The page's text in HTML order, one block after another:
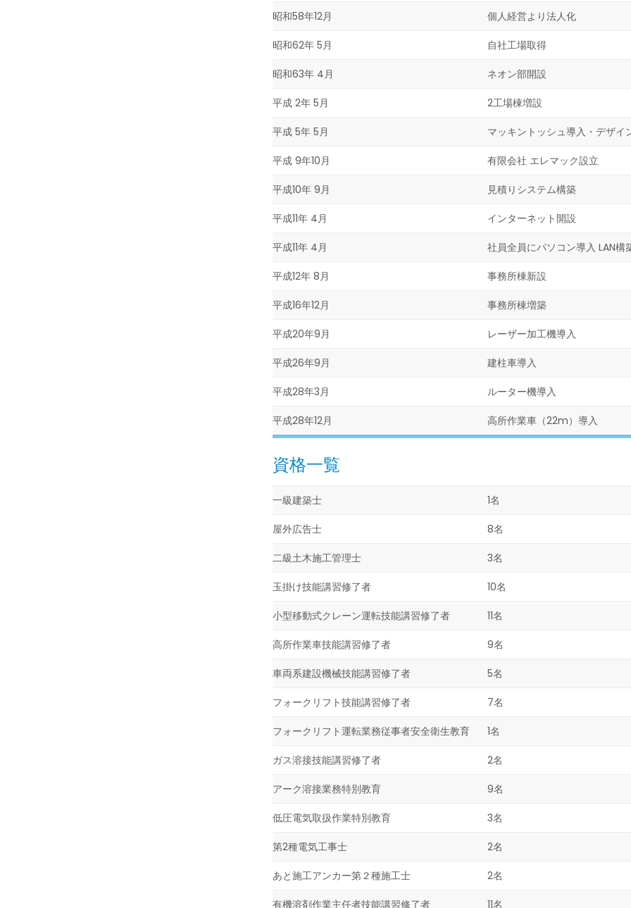
昭和58年12月 個人経営より法人化
昭和62年 5月 自社工場取得
昭和63年 4月 ネオン部開設
平成 2年 5月 2工場棟増設
平成 5年 5月 マッキントッシュ導入・デザイ
平成 9年10月 有限会社 エレマック設立
平成10年 9月 見積りシステム構築
平成11年 4月 インターネット開設
平成11年 4月 社員全員にパソコン導入 LAN構
平成12年 8月 事務所棟新設
平成16年12月 事務所棟増築
平成20年9月 レーザー加工機導入
平成26年9月 建柱車導入
平成28年3月 ルーター機導入
平成28年12月 高所作業車（22m）導入
資格一覧
一級建築士 1名
屋外広告士 8名
二級土木施工管理士 3名
玉掛け技能講習修了者 10名
小型移動式クレーン運転技能講習修了者 11名
高所作業車技能講習修了者 9名
車両系建設機械技能講習修了者 5名
フォークリフト技能講習修了者 7名
フォークリフト運転業務従事者安全衛生教育 1名
ガス溶接技能講習修了者 2名
アーク溶接業務特別教育 9名
低圧電気取扱作業特別教育 3名
第2種電気工事士 2名
あと施工アンカー第２種施工士 2名
有機溶剤作業主任者技能講習修了者 11名